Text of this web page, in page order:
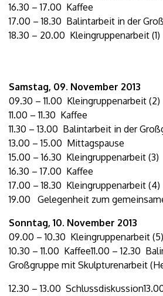
16.30 – 17.00 Kaffee
17.00 – 18.30 Balintarbeit in der
18.30 – 20.00 Kleingruppenarbeit (1)
Samstag, 09. November 2013
09.30 – 11.00 Kleingruppenarbeit (2)
11.00 – 11.30 Kaffee
11.30 – 13.00 Balintarbeit in der
13.00 – 15.00 Mittagspause
15.00 – 16.30 Kleingruppenarbeit (3)
16.30 – 17.00 Kaffee
17.00 – 18.30 Kleingruppenarbeit (4)
19.00 Gelegenheit zum
Sonntag, 10. November 2013
09.00 – 10.30 Kleingruppenarbeit (5)
10.30 – 11.00 Kaffee11.00 – 12.30
Großgruppe mit Skulpturenarbeit
12.30 – 13.00